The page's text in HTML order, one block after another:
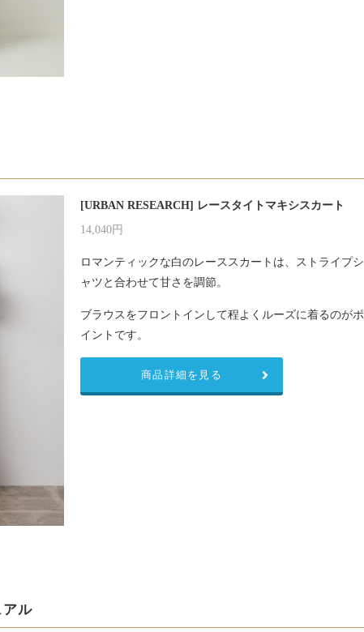
[URBAN RESEARCH] レースタイトマキシスカート
14,040円
ロマンティックな白のレーススカートは、ストライプシ
ャツと合わせて甘さを調節。
ブラウスをフロントインして程よくルーズに着るのがポ
イントです。
商品詳細を見る
アル